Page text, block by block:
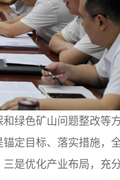
绿色矿山问题整改等
定目标、落实措施，
是优化产业布局，充